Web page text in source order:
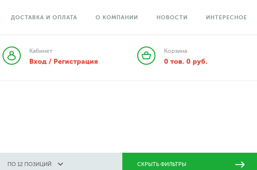
ДОСТАВКА И ОПЛАТА О КОМПАНИИ НОВОСТИ ИНТЕРЕСНОЕ
Кабинет
Вход / Регистрация
Корзина
0 тов. 0руб.
ПО 12 ПОЗИЦИЙ СКРЫТЬ ФИЛЬТРЫ